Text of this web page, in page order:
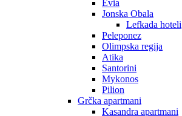
Evia
Jonska Obala
Lefkada hoteli
Peleponez
Olimpska regija
Atika
Santorini
Mykonos
Pilion
Grčka apartmani
Kasandra apartmani